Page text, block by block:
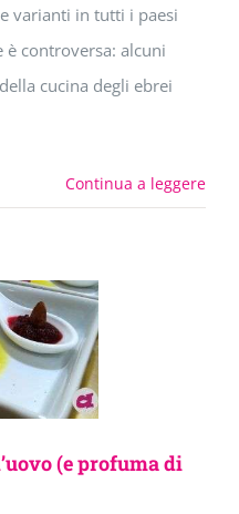
varianti in tutti i paesi
è controversa: alcuni
cucina degli ebrei
Continua a leggere
(e profuma di